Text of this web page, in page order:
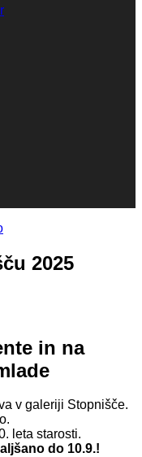
2025
in na
v galeriji Stopnišče.
leta starosti.
do 10.9.!